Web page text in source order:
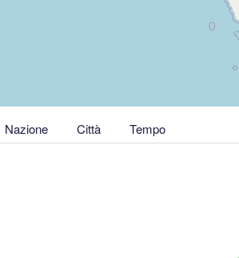
Nazione Città Tempo